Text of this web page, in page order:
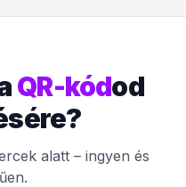
QR-kódod
alatt – ingyen és